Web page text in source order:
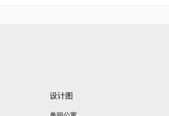
设计图